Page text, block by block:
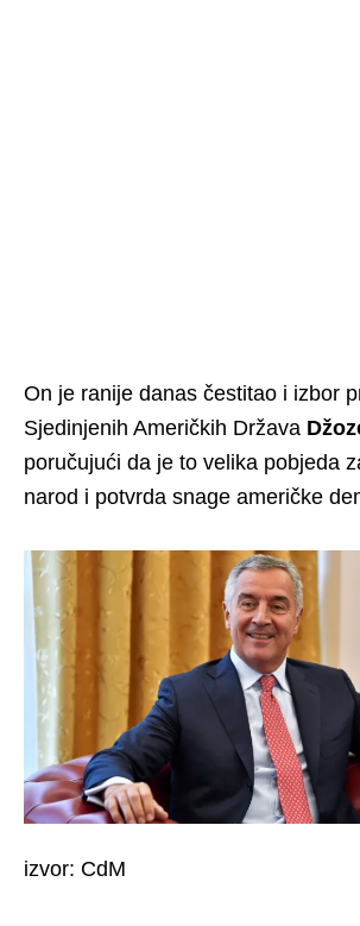
On je ranije danas čestitao i izbor
Sjedinjenih Američkih Država
poručujući da je to velika pobjeda
narod i potvrda snage američke
izvor: CdM